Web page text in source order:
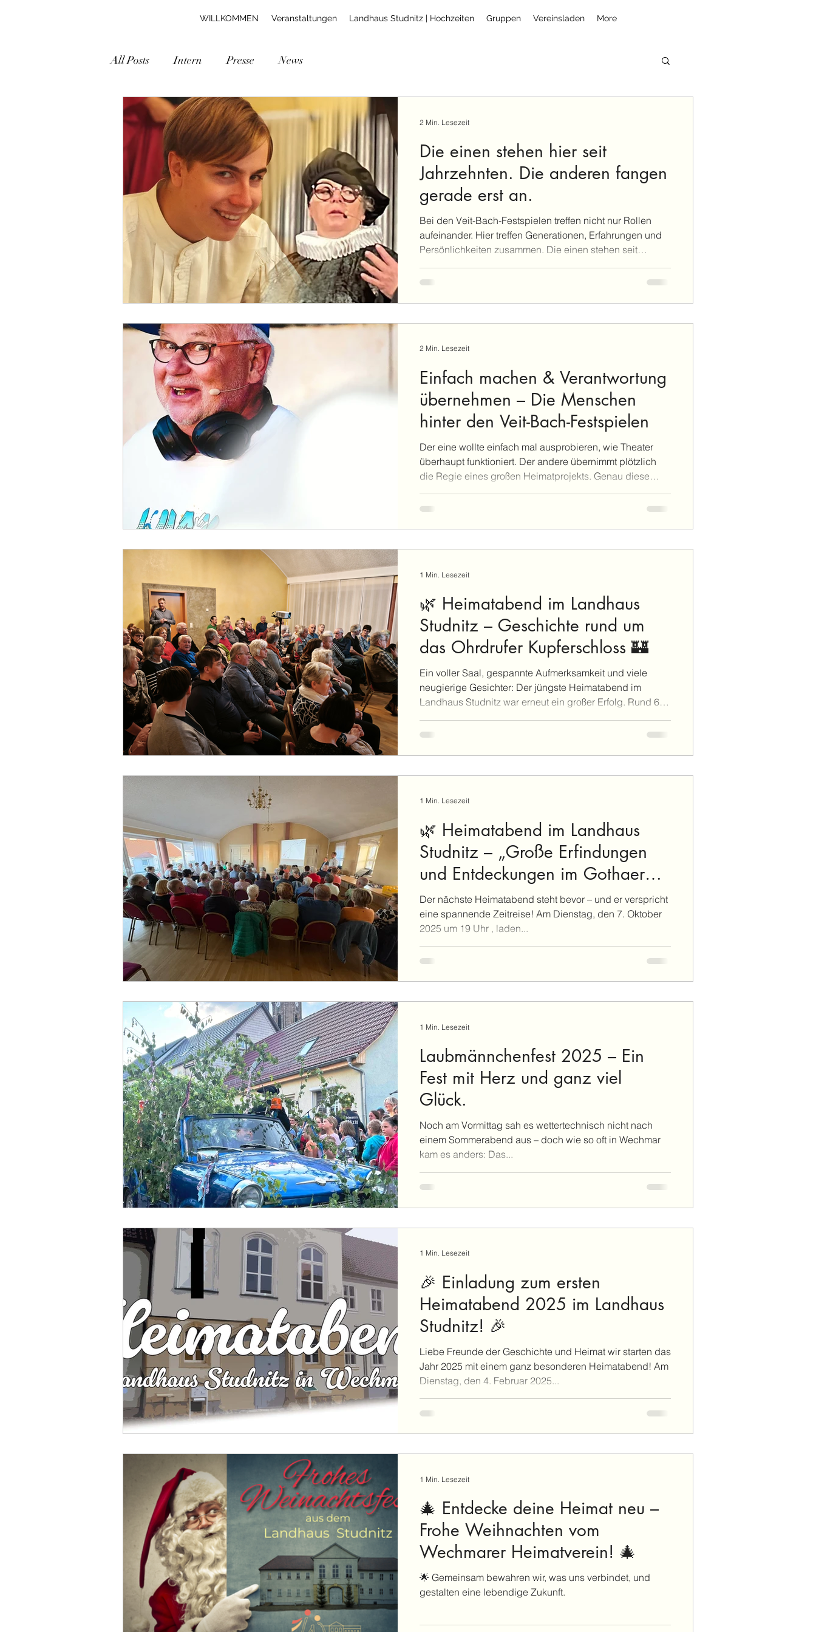
WILLKOMMEN Veranstaltungen Landhaus Studnitz | Hochzeiten Gruppen Vereinsladen More
All Posts Intern Presse News
Die einen stehen hier seit
Jahrzehnten. Die anderen fangen
gerade erst an.
Bei den Veit-Bach-Festspielen treffen nicht nur Rollen
aufeinander. Hier treffen Generationen, Erfahrungen und
Persönlichkeiten zusammen. Die einen stehen seit
dazugekommen. Und genau daraus entsteht das, was
gehört Grit Schack zur Bühne des Heimatvereins. „Ich
2 Min. Lesezeit
Einfach machen & Verantwortung
übernehmen – Die Menschen
hinter den Veit-Bach-Festspielen
Der eine wollte einfach mal ausprobieren, wie Theater
überhaupt funktioniert. Der andere übernimmt plötzlich
die Regie eines großen Heimatprojekts. Genau diese
Michael Bilinger wollte ursprünglich einfach nur mal
Rentner noch machen: Synchronschwimmen oder
2 Min. Lesezeit
🌿 Heimatabend im Landhaus
Studnitz – Geschichte rund um
das Ohrdrufer Kupferschloss 🏰
Ein voller Saal, gespannte Aufmerksamkeit und viele
neugierige Gesichter: Der jüngste Heimatabend im
Landhaus Studnitz war erneut ein großer Erfolg. Rund 60
mehr über die bewegte Geschichte der Burg Ohrdruf –
mit auf eine lebendige Reise durch die Zeit. Mit
markanten Bauwerks
1 Min. Lesezeit
🌿 Heimatabend im Landhaus
Studnitz – „Große Erfindungen
und Entdeckungen im Gothaer
Land“ 🌿
Der nächste Heimatabend steht bevor – und er verspricht
eine spannende Zeitreise! Am Dienstag, den 7. Oktober
2025 um 19 Uhr , laden...
1 Min. Lesezeit
Laubmännchenfest 2025 – Ein
Fest mit Herz und ganz viel
Glück.
Noch am Vormittag sah es wettertechnisch nicht nach
einem Sommerabend aus – doch wie so oft in Wechmar
kam es anders: Das...
1 Min. Lesezeit
🎉 Einladung zum ersten
Heimatabend 2025 im Landhaus
Studnitz! 🎉
Liebe Freunde der Geschichte und Heimat wir starten das
Jahr 2025 mit einem ganz besonderen Heimatabend! Am
Dienstag, den 4. Februar 2025...
1 Min. Lesezeit
🎄 Entdecke deine Heimat neu –
Frohe Weihnachten vom
Wechmarer Heimatverein! 🎄
🌟 Gemeinsam bewahren wir, was uns verbindet, und
gestalten eine lebendige Zukunft.
1 Min. Lesezeit